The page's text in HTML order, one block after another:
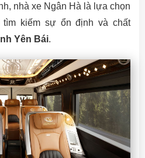
nhà xe Ngân Hà là lựa chọn
kiếm sự ổn định và chất
Yên Bái.